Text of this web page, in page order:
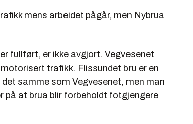
mens arbeidet pågår, men Nybrua
fullført, er ikke avgjort. Vegvesenet
trafikk. Flissundet bru er en
samme som Vegvesenet, men man
på at brua blir forbeholdt fotgjengere